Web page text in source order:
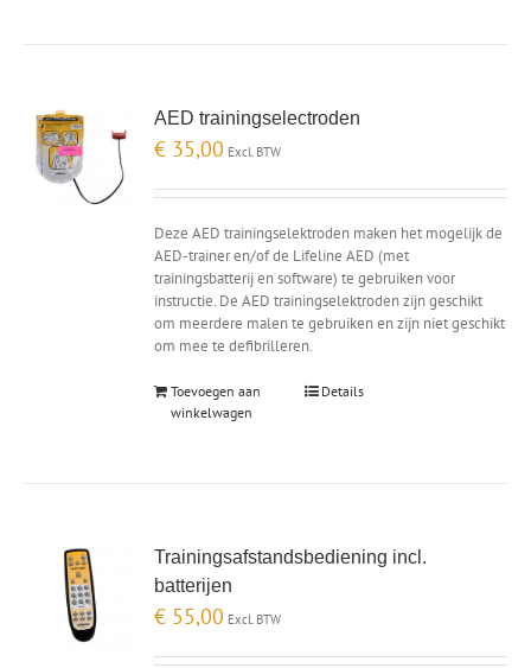
AED trainingselectroden
€ 35,00 Excl. BTW
Deze AED trainingselektroden maken het mogelijk de
AED-trainer en/of de Lifeline AED (met
trainingsbatterij en software) te gebruiken voor
instructie. De AED trainingselektroden zijn geschikt
om meerdere malen te gebruiken en zijn niet geschikt
om mee te defibrilleren.
Toevoegen aan
winkelwagen
Details
Trainingsafstandsbediening incl.
batterijen
€ 55,00 Excl. BTW